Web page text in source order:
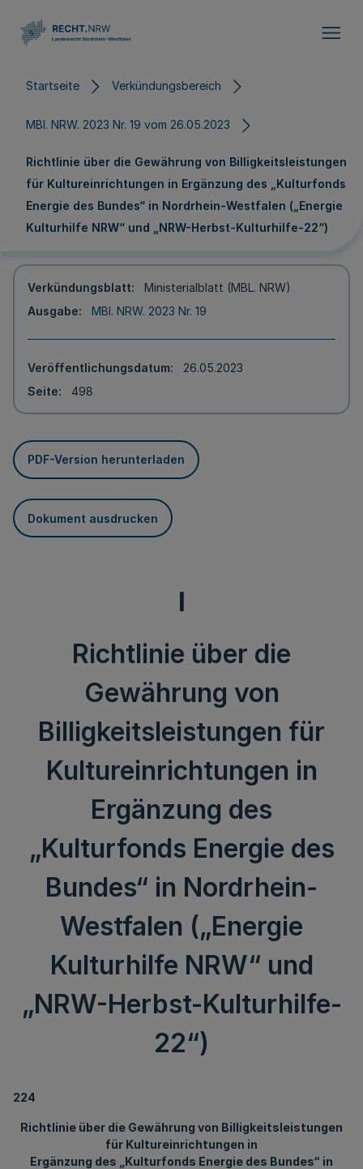
Startseite Verkündungsbereich
MBl. NRW. 2023 Nr. 19 vom 26.05.2023
Richtlinie über die Gewährung von Billigkeitsleistungen
für Kultureinrichtungen in Ergänzung des „Kulturfonds
Energie des Bundes“ in Nordrhein-Westfalen („Energie
Kulturhilfe NRW“ und „NRW-Herbst-Kulturhilfe-22“)
Verkündungsblatt
Ministerialblatt (MBL. NRW)
Ausgabe
MBl. NRW. 2023 Nr. 19
Veröffentlichungsdatum
26.05.2023
Seite
498
PDF-Version herunterladen
Dokument ausdrucken
I
Richtlinie über die
Gewährung von
Billigkeitsleistungen für
Kultureinrichtungen in
Ergänzung des
„Kulturfonds Energie des
Bundes“ in Nordrhein-
Westfalen („Energie
Kulturhilfe NRW“ und
„NRW-Herbst-Kulturhilfe-
22“)
224
Richtlinie über die Gewährung von Billigkeitsleistungen
für Kultureinrichtungen in
Ergänzung des „Kulturfonds Energie des Bundes“ in